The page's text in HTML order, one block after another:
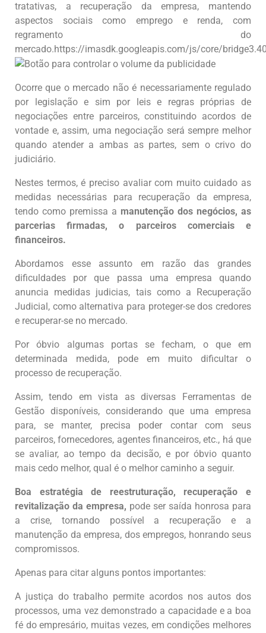
tratativas, a recuperação da empresa, mantendo
aspectos sociais como emprego e renda, com
regramento do
mercado.https://imasdk.googleapis.com/js/core/
Ocorre que o mercado não é necessariamente regulado
por legislação e sim por leis e regras próprias de
negociações entre parceiros, constituindo acordos de
vontade e, assim, uma negociação será sempre melhor
quando atender a ambas as partes, sem o crivo do
judiciário.
Nestes termos, é preciso avaliar com muito cuidado as
medidas necessárias para recuperação da empresa,
tendo como premissa a manutenção dos negócios, as
parcerias firmadas, o parceiros comerciais e
financeiros.
Abordamos esse assunto em razão das grandes
dificuldades por que passa uma empresa quando
anuncia medidas judicias, tais como a Recuperação
Judicial, como alternativa para proteger-se dos credores
e recuperar-se no mercado.
Por óbvio algumas portas se fecham, o que em
determinada medida, pode em muito dificultar o
processo de recuperação.
Assim, tendo em vista as diversas Ferramentas de
Gestão disponíveis, considerando que uma empresa
para, se manter, precisa poder contar com seus
parceiros, fornecedores, agentes financeiros, etc., há que
se avaliar, ao tempo da decisão, e por óbvio quanto
mais cedo melhor, qual é o melhor caminho a seguir.
Boa estratégia de reestruturação, recuperação e
revitalização da empresa, pode ser saída honrosa para
a crise, tornando possível a recuperação e a
manutenção da empresa, dos empregos, honrando seus
compromissos.
Apenas para citar alguns pontos importantes:
A justiça do trabalho permite acordos nos autos dos
processos, uma vez demonstrado a capacidade e a boa
fé do empresário, muitas vezes, em condições melhores